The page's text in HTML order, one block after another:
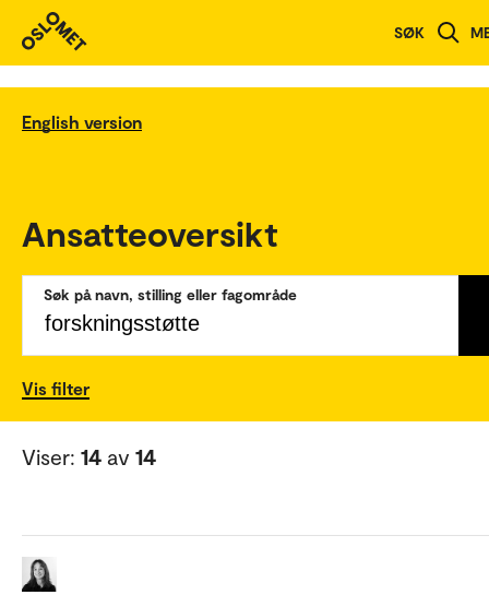
SØK
English version
Ansatteoversikt
Søk på navn, stilling eller fagområde
Vis filter
Viser: 14 av 14